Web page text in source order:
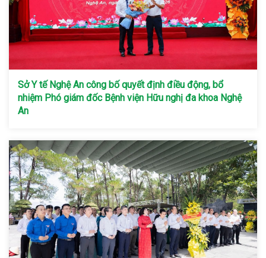
Sở Y tế Nghệ An công bố quyết định điều động, bổ
nhiệm Phó giám đốc Bệnh viện Hữu nghị đa khoa Nghệ
An